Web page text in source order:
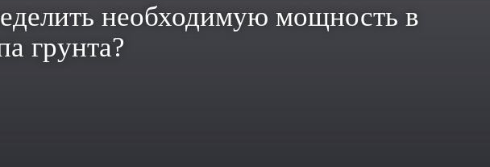
необходимую мощность в
грунта?